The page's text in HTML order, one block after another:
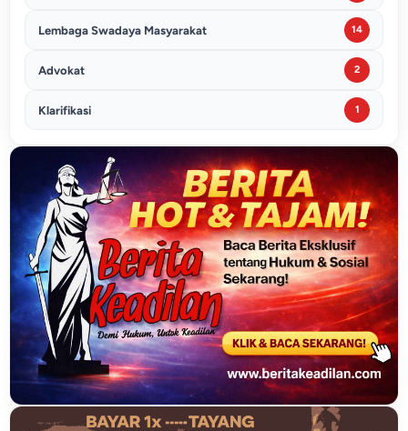
Lembaga Swadaya Masyarakat 14
Advokat 2
Klarifikasi 1